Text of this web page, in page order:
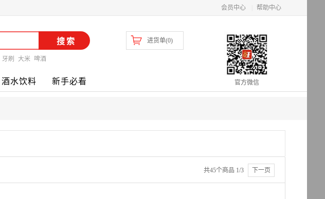
会员中心 帮助中心
搜索
牙刷 大米 啤酒
进货单(0)
酒水饮料 新手必看 官方微信
共45个商品 1/3 下一页